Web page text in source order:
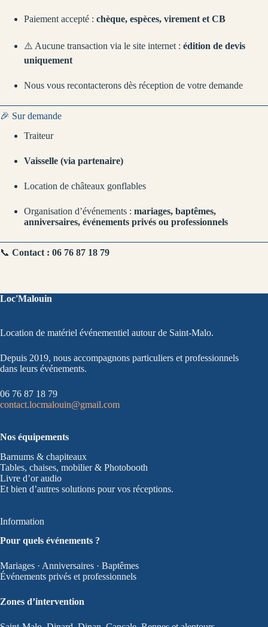
Paiement accepté : chèque, espèces, virement et CB
⚠️ Aucune transaction via le site internet : édition de devis
uniquement
Nous vous recontacterons dès réception de votre demande
🎉 Sur demande
Traiteur
Vaisselle (via partenaire)
Location de châteaux gonflables
Organisation d’événements : mariages, baptêmes,
anniversaires, événements privés ou professionnels
📞 Contact : 06 76 87 18 79
Loc'Malouin
Location de matériel événementiel autour de Saint-Malo.
Depuis 2019, nous accompagnons particuliers et professionnels
dans leurs événements.
06 76 87 18 79
contact.locmalouin@gmail.com
Nos équipements
Barnums & chapiteaux
Tables, chaises, mobilier & Photobooth
Livre d’or audio
Et bien d’autres solutions pour vos réceptions.
Information
Pour quels événements ?
Mariages · Anniversaires · Baptêmes
Événements privés et professionnels
Zones d’intervention